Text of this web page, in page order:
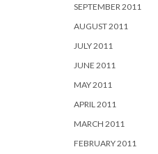
SEPTEMBER 2011
AUGUST 2011
JULY 2011
JUNE 2011
MAY 2011
APRIL 2011
MARCH 2011
FEBRUARY 2011